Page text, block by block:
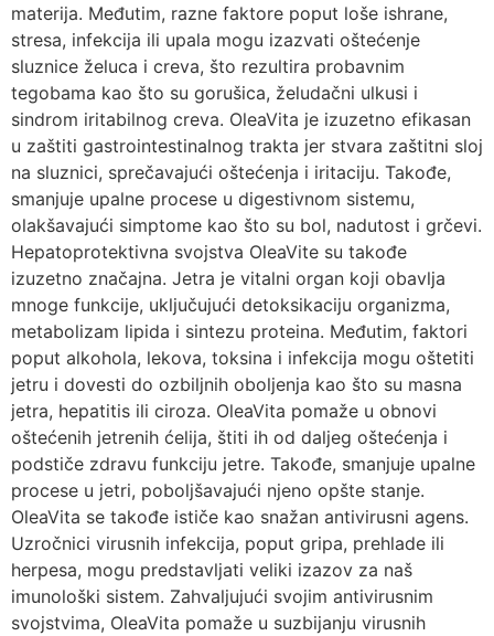
materija. Međutim, razne faktore poput loše ishrane,
stresa, infekcija ili upala mogu izazvati oštećenje
sluznice želuca i creva, što rezultira probavnim
tegobama kao što su gorušica, želudačni ulkusi i
sindrom iritabilnog creva. OleaVita je izuzetno efikasan
u zaštiti gastrointestinalnog trakta jer stvara zaštitni sloj
na sluznici, sprečavajući oštećenja i iritaciju. Takođe,
smanjuje upalne procese u digestivnom sistemu,
olakšavajući simptome kao što su bol, nadutost i grčevi.
Hepatoprotektivna svojstva OleaVite su takođe
izuzetno značajna. Jetra je vitalni organ koji obavlja
mnoge funkcije, uključujući detoksikaciju organizma,
metabolizam lipida i sintezu proteina. Međutim, faktori
poput alkohola, lekova, toksina i infekcija mogu oštetiti
jetru i dovesti do ozbiljnih oboljenja kao što su masna
jetra, hepatitis ili ciroza. OleaVita pomaže u obnovi
oštećenih jetrenih ćelija, štiti ih od daljeg oštećenja i
podstiče zdravu funkciju jetre. Takođe, smanjuje upalne
procese u jetri, poboljšavajući njeno opšte stanje.
OleaVita se takođe ističe kao snažan antivirusni agens.
Uzročnici virusnih infekcija, poput gripa, prehlade ili
herpesa, mogu predstavljati veliki izazov za naš
imunološki sistem. Zahvaljujući svojim antivirusnim
svojstvima, OleaVita pomaže u suzbijanju virusnih